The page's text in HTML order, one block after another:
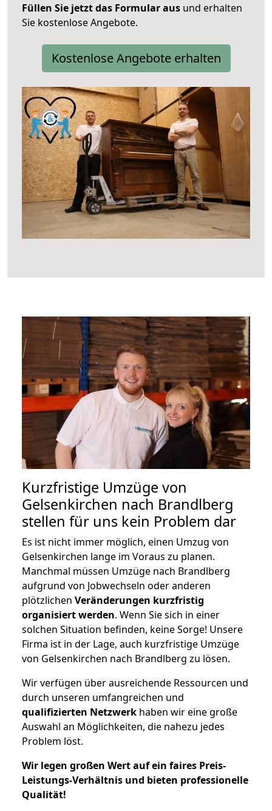
Füllen Sie jetzt das Formular aus und erhalten
Sie kostenlose Angebote.
Kostenlose Angebote erhalten
Kurzfristige Umzüge von
Gelsenkirchen nach Brandlberg
stellen für uns kein Problem dar
Es ist nicht immer möglich, einen Umzug von
Gelsenkirchen lange im Voraus zu planen.
Manchmal müssen Umzüge nach Brandlberg
aufgrund von Jobwechseln oder anderen
plötzlichen Veränderungen kurzfristig
organisiert werden. Wenn Sie sich in einer
solchen Situation befinden, keine Sorge! Unsere
Firma ist in der Lage, auch kurzfristige Umzüge
von Gelsenkirchen nach Brandlberg zu lösen.
Wir verfügen über ausreichende Ressourcen und
durch unseren umfangreichen und
qualifizierten Netzwerk haben wir eine große
Auswahl an Möglichkeiten, die nahezu jedes
Problem löst.
Wir legen großen Wert auf ein faires Preis-
Leistungs-Verhältnis und bieten professionelle
Qualität!